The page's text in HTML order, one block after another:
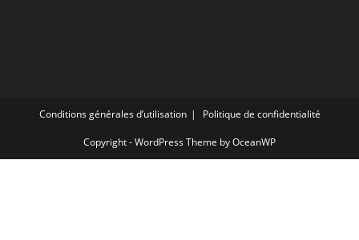
Conditions générales d’utilisation Politique de confidentialité
Copyright - WordPress Theme by OceanWP